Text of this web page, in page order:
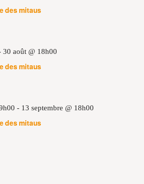
des mitaus
30 août @ 18h00
des mitaus
- 13 septembre @ 18h00
des mitaus